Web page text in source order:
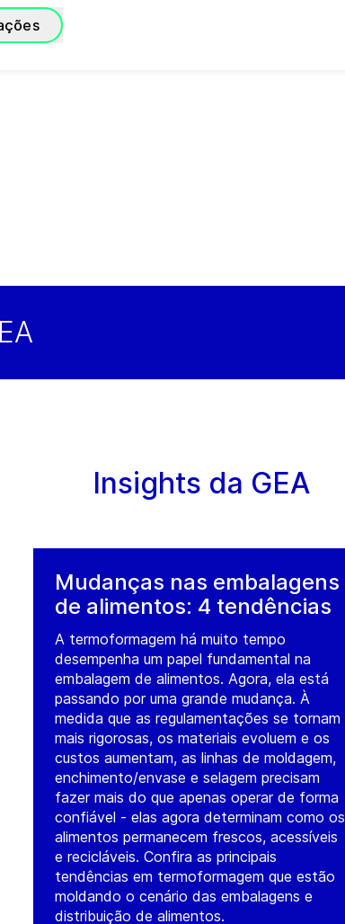
Insights da GEA
Mudanças nas embalagens
de alimentos: 4 tendências
A termoformagem há muito tempo
desempenha um papel fundamental na
embalagem de alimentos. Agora, ela está
passando por uma grande mudança. À
medida que as regulamentações se tornam
mais rigorosas, os materiais evoluem e os
custos aumentam, as linhas de moldagem,
enchimento/envase e selagem precisam
fazer mais do que apenas operar de forma
confiável - elas agora determinam como os
alimentos permanecem frescos, acessíveis
e recicláveis. Confira as principais
tendências em termoformagem que estão
moldando o cenário das embalagens e
distribuição de alimentos.